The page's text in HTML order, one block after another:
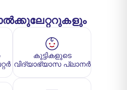
കുട്ടികളുടെ
വിദ്യാഭ്യാസ പ്ലാനർ